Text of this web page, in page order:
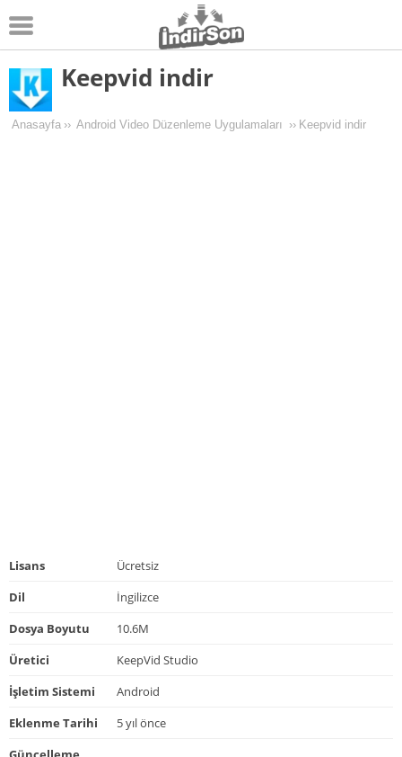
Android
Pc Oyunları
Keepvid indir
Anasayfa ›› Android Video Düzenleme Uygulamaları ›› Keepvid indir
Lisans
Ücretsiz
Dil
İngilizce
Dosya Boyutu
10.6M
Üretici
KeepVid Studio
İşletim Sistemi
Android
Eklenme Tarihi
5 yıl önce